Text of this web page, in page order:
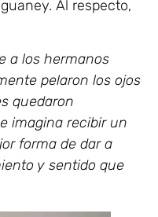
Al respecto,
a los hermanos
pelaron los ojos
quedaron
imagina recibir un
forma de dar a
y sentido que